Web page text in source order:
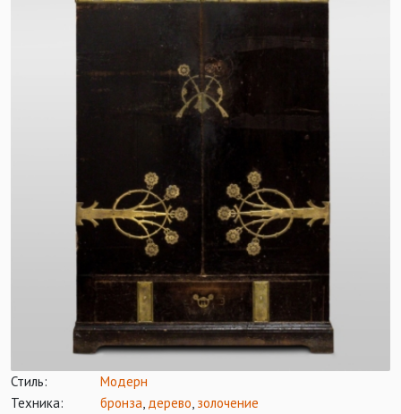
Стиль:
Модерн
Техника:
бронза дерево золочение